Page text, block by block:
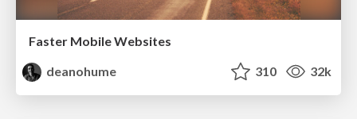
Faster Mobile Websites
deanohume
310 32k